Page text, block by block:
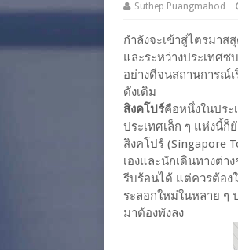
Suthep Puangmahod
กำลังจะเข้าสู่ไตรมาส
และระหว่างประเทศ
อย่างดีจนสถานการณ์
ดังเดิม
สิงคโปร์คือหนึ่งในประ
ประเทศเล็ก ๆ แห่งนี้ก็
สิงคโปร์ (Singapore
เองและนักเดินทางต่า
รีบร้อนได้ แต่ควรต้อง
ระลอกใหม่ในหลาย ๆ
มาต้องพังลง